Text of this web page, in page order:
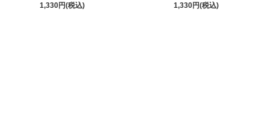
1,330円(税込)
1,330円(税込)